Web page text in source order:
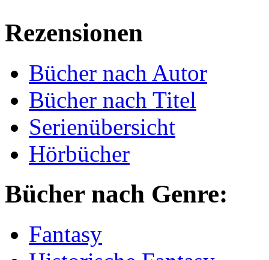
Rezensionen
Bücher nach Autor
Bücher nach Titel
Serienübersicht
Hörbücher
Bücher nach Genre:
Fantasy